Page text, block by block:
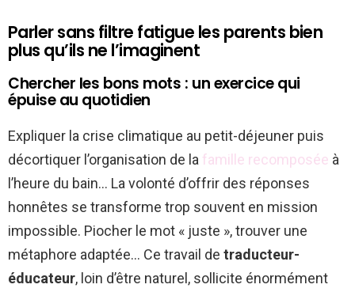
Parler sans filtre fatigue les parents bien
plus qu’ils ne l’imaginent
Chercher les bons mots : un exercice qui
épuise au quotidien
Expliquer la crise climatique au petit-déjeuner puis
décortiquer l’organisation de la famille recomposée à
l’heure du bain… La volonté d’offrir des réponses
honnêtes se transforme trop souvent en mission
impossible. Piocher le mot « juste », trouver une
métaphore adaptée… Ce travail de traducteur-
éducateur, loin d’être naturel, sollicite énormément